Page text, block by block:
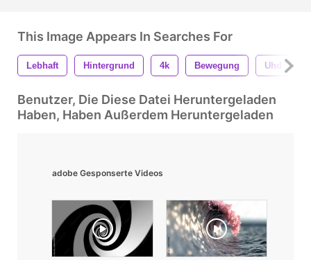
This Image Appears In Searches For
Lebhaft Hintergrund 4k Bewegung Uhd
Benutzer, Die Diese Datei Heruntergeladen
Haben, Haben Außerdem Heruntergeladen
adobe Gesponserte Videos